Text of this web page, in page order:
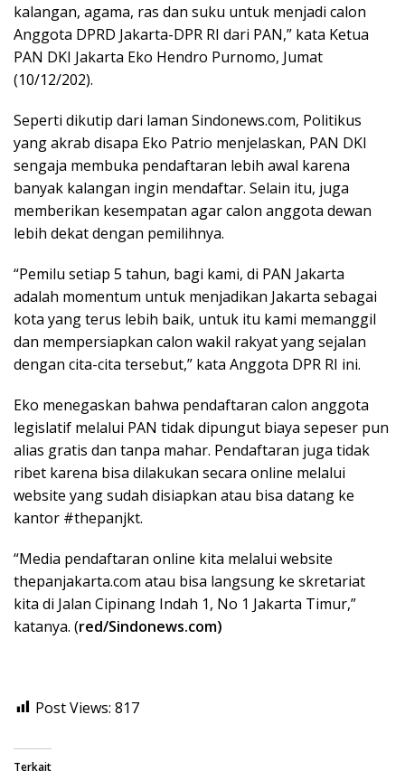
kalangan, agama, ras dan suku untuk menjadi calon
Anggota DPRD Jakarta-DPR RI dari PAN,” kata Ketua
PAN DKI Jakarta Eko Hendro Purnomo, Jumat
(10/12/202).
Seperti dikutip dari laman Sindonews.com, Politikus
yang akrab disapa Eko Patrio menjelaskan, PAN DKI
sengaja membuka pendaftaran lebih awal karena
banyak kalangan ingin mendaftar. Selain itu, juga
memberikan kesempatan agar calon anggota dewan
lebih dekat dengan pemilihnya.
“Pemilu setiap 5 tahun, bagi kami, di PAN Jakarta
adalah momentum untuk menjadikan Jakarta sebagai
kota yang terus lebih baik, untuk itu kami memanggil
dan mempersiapkan calon wakil rakyat yang sejalan
dengan cita-cita tersebut,” kata Anggota DPR RI ini.
Eko menegaskan bahwa pendaftaran calon anggota
legislatif melalui PAN tidak dipungut biaya sepeser pun
alias gratis dan tanpa mahar. Pendaftaran juga tidak
ribet karena bisa dilakukan secara online melalui
website yang sudah disiapkan atau bisa datang ke
kantor #thepanjkt.
“Media pendaftaran online kita melalui website
thepanjakarta.com atau bisa langsung ke skretariat
kita di Jalan Cipinang Indah 1, No 1 Jakarta Timur,”
katanya. (red/Sindonews.com)
Post Views: 817
Terkait